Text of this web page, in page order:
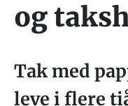
og
Tak med
leve i flere